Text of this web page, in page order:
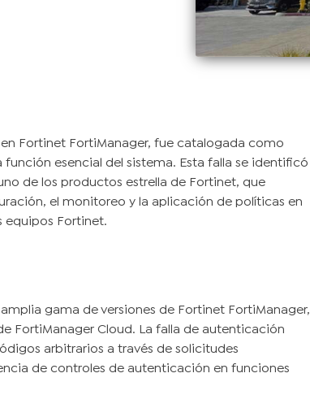
Fortinet FortiManager, fue catalogada como
esencial del sistema. Esta falla se identificó
de los productos estrella de Fortinet, que
el monitoreo y la aplicación de políticas en
equipos Fortinet.
gama de versiones de Fortinet FortiManager,
FortiManager Cloud. La falla de autenticación
arbitrarios a través de solicitudes
de controles de autenticación en funciones